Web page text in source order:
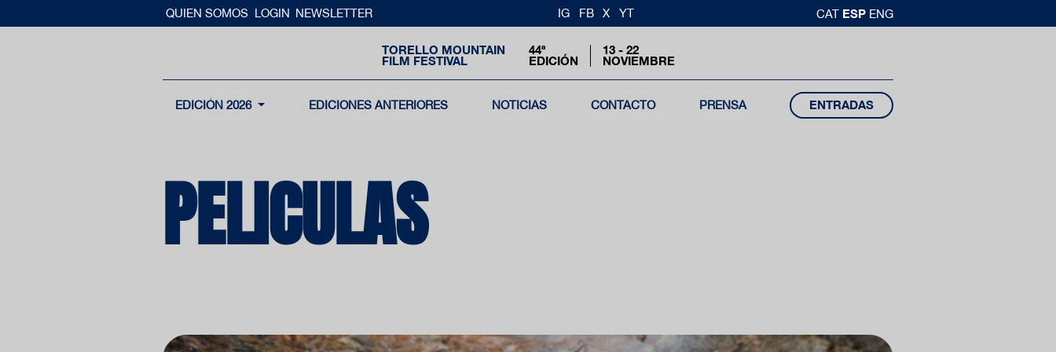
QUIEN SOMOS LOGIN NEWSLETTER IG FB X YT CAT ESP ENG
TORELLO MOUNTAIN
FILM FESTIVAL
44ª
EDICIÓN
13 - 22
NOVIEMBRE
EDICIÓN 2026 EDICIONES ANTERIORES NOTICIAS CONTACTO PRENSA ENTRADAS
PELICULAS